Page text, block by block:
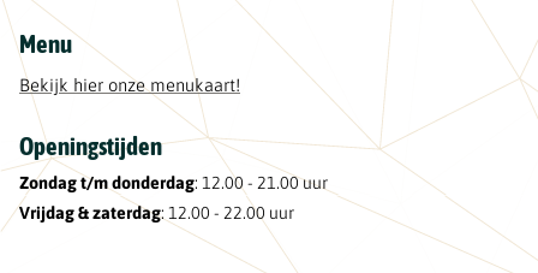
Menu
Bekijk hier onze menukaart!
Openingstijden
Zondag t/m donderdag: 12.00 - 21.00 uur
Vrijdag & zaterdag: 12.00 - 22.00 uur